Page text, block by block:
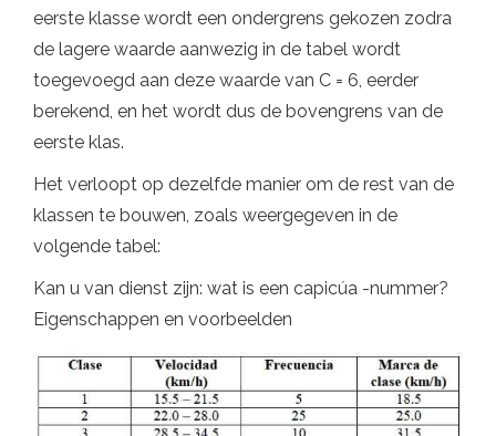
eerste klasse wordt een ondergrens gekozen zodra
de lagere waarde aanwezig in de tabel wordt
toegevoegd aan deze waarde van C = 6, eerder
berekend, en het wordt dus de bovengrens van de
eerste klas.
Het verloopt op dezelfde manier om de rest van de
klassen te bouwen, zoals weergegeven in de
volgende tabel:
Kan u van dienst zijn: wat is een capicúa -nummer?
Eigenschappen en voorbeelden